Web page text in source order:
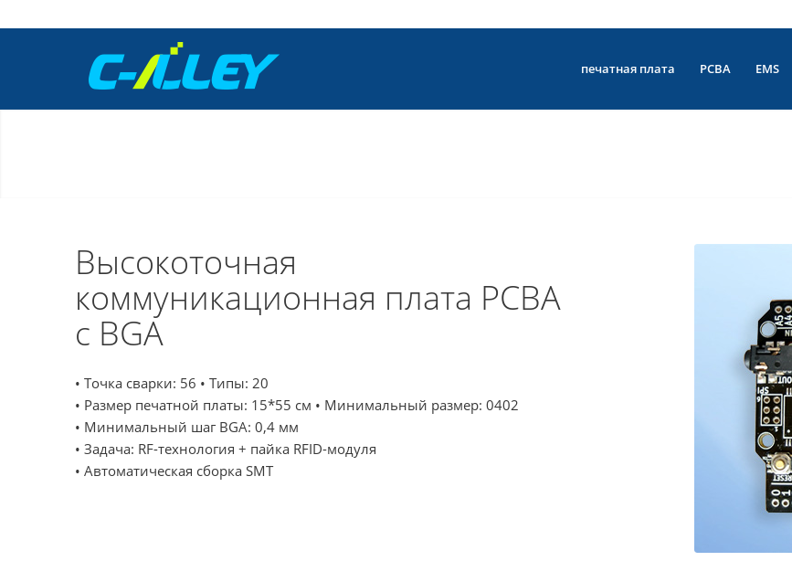
печатная плата PCBA EMS
Высокоточная
коммуникационная плата PCBA
с BGA
• Точка сварки: 56 • Типы: 20
• Размер печатной платы: 15*55 см • Минимальный размер: 0402
• Минимальный шаг BGA: 0,4 мм
• Задача: RF-технология + пайка RFID-модуля
• Автоматическая сборка SMT